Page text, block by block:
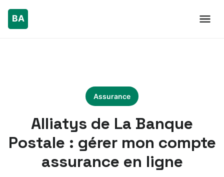
Assurance
Alliatys de La Banque
Postale : gérer mon compte
assurance en ligne